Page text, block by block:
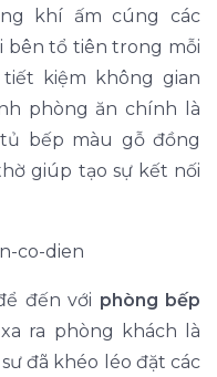
khí ấm cúng các
bên tổ tiên trong mỗi
kiệm không gian
phòng ăn chính là
bếp màu gỗ đồng
giúp tạo sự kết nối
đến với phòng bếp
ra phòng khách là
đã khéo léo đặt các